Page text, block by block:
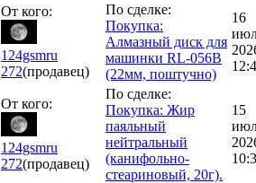
От кого:
124gsmru
272(продавец)
По сделке:
Покупка:
Алмазный диск для
машинки RL-056B
(22мм, поштучно)
16
От кого:
124gsmru
272(продавец)
По сделке:
Покупка: Жир
паяльный
нейтральный
(канифольно-
стеариновый, 20г).
15